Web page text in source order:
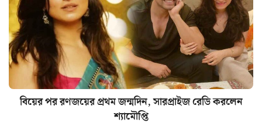
বিয়ের পর রণজয়ের প্রথম জন্মদিন, সারপ্রাইজ রেডি করলেন
শ্যামৌপ্তি